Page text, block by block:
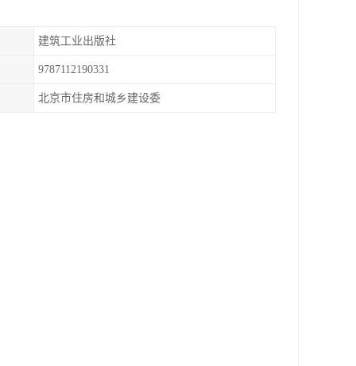
建筑工业出版社
9787112190331
北京市住房和城乡建设委